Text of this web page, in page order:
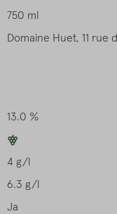
750 ml
Domaine Huet, 11 rue
13.0 %
1
4 g/l
6.3 g/l
Ja